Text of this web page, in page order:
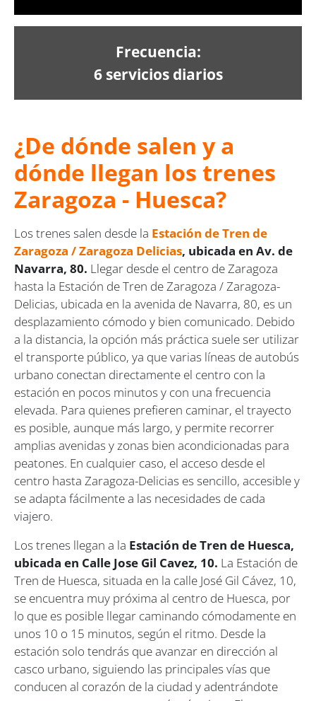
Frecuencia:
6 servicios diarios
¿De dónde salen y a
dónde llegan los trenes
Zaragoza - Huesca?
Los trenes salen desde la Estación de Tren de
Zaragoza / Zaragoza Delicias, ubicada en Av. de
Navarra, 80. Llegar desde el centro de Zaragoza
hasta la Estación de Tren de Zaragoza / Zaragoza-
Delicias, ubicada en la avenida de Navarra, 80, es un
desplazamiento cómodo y bien comunicado. Debido
a la distancia, la opción más práctica suele ser utilizar
el transporte público, ya que varias líneas de autobús
urbano conectan directamente el centro con la
estación en pocos minutos y con una frecuencia
elevada. Para quienes prefieren caminar, el trayecto
es posible, aunque más largo, y permite recorrer
amplias avenidas y zonas bien acondicionadas para
peatones. En cualquier caso, el acceso desde el
centro hasta Zaragoza-Delicias es sencillo, accesible y
se adapta fácilmente a las necesidades de cada
viajero.
Los trenes llegan a la Estación de Tren de Huesca,
ubicada en Calle Jose Gil Cavez, 10. La Estación de
Tren de Huesca, situada en la calle José Gil Cávez, 10,
se encuentra muy próxima al centro de Huesca, por
lo que es posible llegar caminando cómodamente en
unos 10 o 15 minutos, según el ritmo. Desde la
estación solo tendrás que avanzar en dirección al
casco urbano, siguiendo las principales vías que
conducen al corazón de la ciudad y adentrándote